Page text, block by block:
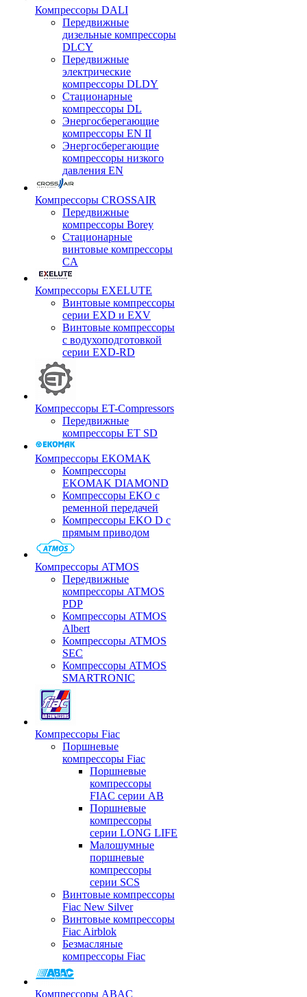
Компрессоры DALI
Передвижные
дизельные компрессоры
DLCY
Передвижные
электрические
компрессоры DLDY
Стационарные
компрессоры DL
Энергосберегающие
компрессоры EN II
Энергосберегающие
компрессоры низкого
давления EN
Компрессоры CROSSAIR
Передвижные
компрессоры Borey
Стационарные
винтовые компрессоры
CA
Компрессоры EXELUTE
Винтовые компрессоры
серии EXD и EXV
Винтовые компрессоры
с водухоподготовкой
серии EXD-RD
Компрессоры ET-Compressors
Передвижные
компрессоры ET SD
Компрессоры EKOMAK
Компрессоры
EKOMAK DIAMOND
Компрессоры EKO c
ременной передачей
Компрессоры EKO D с
прямым приводом
Компрессоры ATMOS
Передвижные
компрессоры ATMOS
PDP
Компрессоры ATMOS
Albert
Компрессоры ATMOS
SEC
Компрессоры ATMOS
SMARTRONIC
Компрессоры Fiac
Поршневые
компрессоры Fiac
Поршневые
компрессоры
FIAC серии AB
Поршневые
компрессоры
серии LONG LIFE
Малошумные
поршневые
компрессоры
серии SCS
Винтовые компрессоры
Fiac New Silver
Винтовые компрессоры
Fiac Airblok
Безмасляные
компрессоры Fiac
Компрессоры ABAC